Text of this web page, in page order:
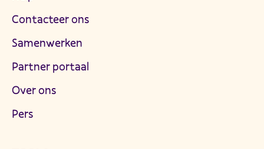
Contacteer ons
Samenwerken
Partner portaal
Over ons
Pers